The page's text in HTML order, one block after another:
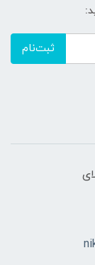
ثبت‌نام